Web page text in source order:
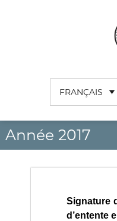
u
r
i
i
é
FRANÇAIS
Année 2017
Signature
d’entente